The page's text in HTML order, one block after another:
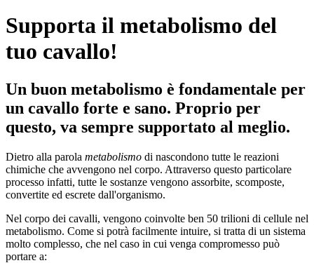
Supporta il metabolismo del
tuo cavallo!
Un buon metabolismo è fondamentale per
un cavallo forte e sano. Proprio per
questo, va sempre supportato al meglio.
Dietro alla parola metabolismo di nascondono tutte le reazioni
chimiche che avvengono nel corpo. Attraverso questo particolare
processo infatti, tutte le sostanze vengono assorbite, scomposte,
convertite ed escrete dall'organismo.
Nel corpo dei cavalli, vengono coinvolte ben 50 trilioni di cellule nel
metabolismo. Come si potrà facilmente intuire, si tratta di un sistema
molto complesso, che nel caso in cui venga compromesso può
portare a: